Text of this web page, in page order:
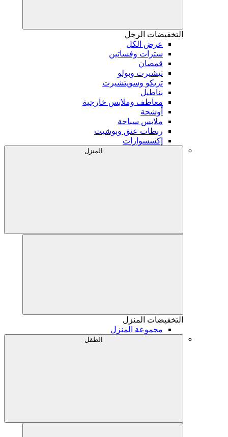
التخفيضات الرجل
عرض الكل
سترات وفساتين
قمصان
تيشيرت وبولو
تريكو وسويتشيرت
بناطيل
معاطف وملابس خارجية
أوشحة
ملابس سباحة
ربطات عنق وبوشيت
إكسسوارات
المنزل
التخفيضات المنزل
مجموعة المنزل
الطفل